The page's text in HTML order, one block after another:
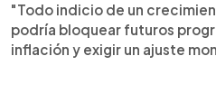
"Todo indicio de un
podría bloquear futuros
inflación y exigir un ajuste